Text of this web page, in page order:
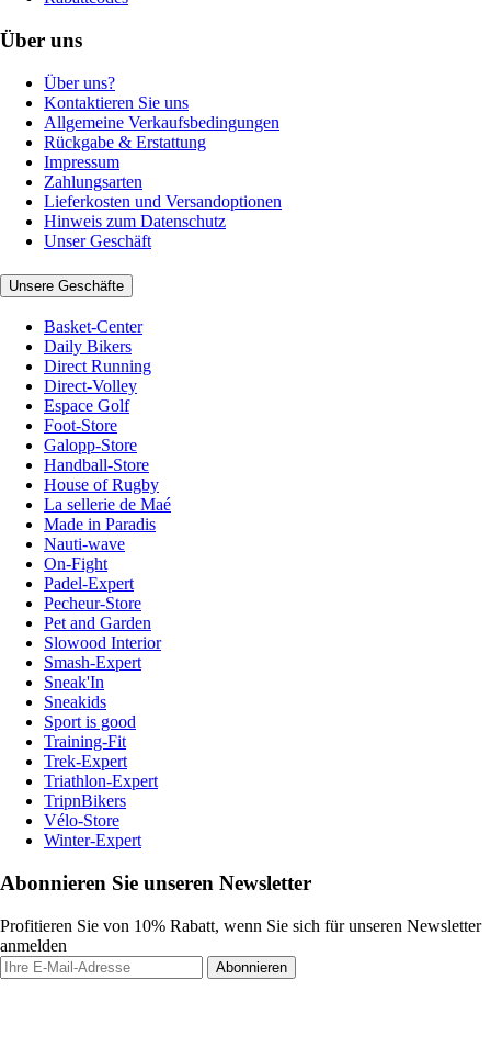
Über uns
Über uns?
Kontaktieren Sie uns
Allgemeine Verkaufsbedingungen
Rückgabe & Erstattung
Impressum
Zahlungsarten
Lieferkosten und Versandoptionen
Hinweis zum Datenschutz
Unser Geschäft
Unsere Geschäfte
Basket-Center
Daily Bikers
Direct Running
Direct-Volley
Espace Golf
Foot-Store
Galopp-Store
Handball-Store
House of Rugby
La sellerie de Maé
Made in Paradis
Nauti-wave
On-Fight
Padel-Expert
Pecheur-Store
Pet and Garden
Slowood Interior
Smash-Expert
Sneak'In
Sneakids
Sport is good
Training-Fit
Trek-Expert
Triathlon-Expert
TripnBikers
Vélo-Store
Winter-Expert
Abonnieren Sie unseren Newsletter
Profitieren Sie von 10% Rabatt, wenn Sie sich für unseren Newsletter
anmelden
Abonnieren